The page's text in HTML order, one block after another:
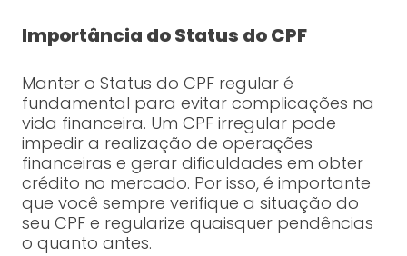
Importância do Status do CPF
Manter o Status do CPF regular é
fundamental para evitar complicações na
vida financeira. Um CPF irregular pode
impedir a realização de operações
financeiras e gerar dificuldades em obter
crédito no mercado. Por isso, é importante
que você sempre verifique a situação do
seu CPF e regularize quaisquer pendências
o quanto antes.